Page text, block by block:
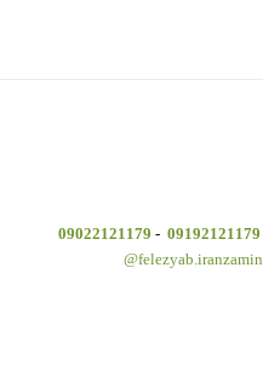
09192121179
-
09022121179
felezyab.iranzamin@